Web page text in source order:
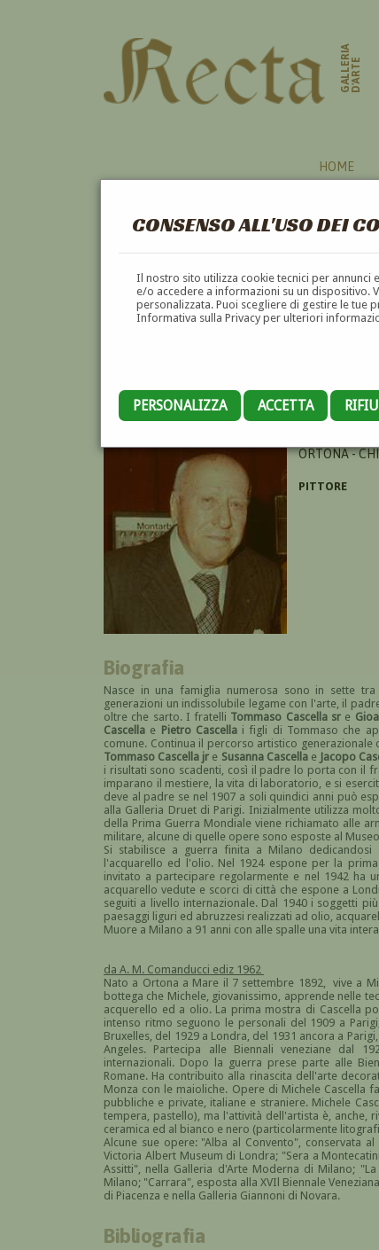
CONSENSO ALL'USO DEI
Il nostro sito utilizza cookie tecnici per
e/o accedere a informazioni su un dispositivo.
personalizzata. Puoi scegliere di gestire le tue
Informativa sulla Privacy per ulteriori
PERSONALIZZA ACCETTA
GALLERIAD'ARTE
HOME
MICHELE CASCELLA
ORTONA -
PITTORE
Biografia
Nasce in una famiglia numerosa sono in sette
generazioni un indissolubile legame con l'arte, il
oltre che sarto. I fratelli Tommaso Cascella sr e
Cascella e Pietro Cascellai figli di Tommaso che
comune. Continua il percorso artistico generazionale
Tommaso Cascella jr e Susanna Cascellae Jacopo
i risultati sono scadenti, così il padre lo porta con il
imparano il mestiere, la vita di laboratorio, e si
deve al padre se nel 1907 a soli quindici anni può
alla Galleria Druet di Parigi. Inizialmente utilizza
della Prima Guerra Mondiale viene richiamato alle
militare, alcune di quelle opere sono esposte al
Si stabilisce a guerra finita a Milano
l'acquarello ed l'olio. Nel 1924 espone per la
invitato a partecipare regolarmente e nel 1942 ha
acquarello vedute e scorci di città che espone a
seguiti a livello internazionale. Dal 1940 i soggetti
paesaggi liguri ed abruzzesi realizzati ad olio,
Muore a Milano a 91 anni con alle spalle una vita
da A. M. Comanducci ediz 1962
Nato a Ortona a Mare il 7 settembre 1892, vive a
bottega che Michele, giovanissimo, apprende nelle
acquerello ed a olio. La prima mostra di Cascella
intenso ritmo seguono le personali del 1909 a
Bruxelles, del 1929 a Londra, del 1931 ancora a
Angeles. Partecipa alle Biennali veneziane dal
internazionali. Dopo la guerra prese parte alle
Romane. Ha contribuito alla rinascita dell'arte
Monza con le maioliche. Opere di Michele Cascella
pubbliche e private, italiane e straniere. Michele
tempera, pastello), ma l'attività dell'artista è, anche,
ceramica ed al bianco e nero (particolarmente
Alcune sue opere: "Alba al Convento", conservata
Victoria Albert Museum di Londra; "Sera a
Assitti", nella Galleria d'Arte Moderna di Milano;
Milano; "Carrara", esposta alla XVIl Biennale
di Piacenza e nella Galleria Giannoni di Novara.
Bibliografia